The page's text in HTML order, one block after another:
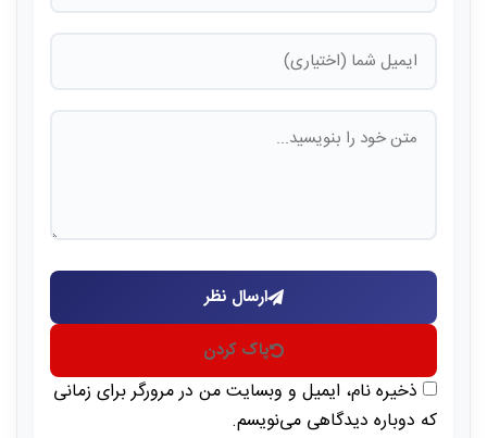
ارسال نظر
پاک کردن
ذخیره نام، ایمیل و وبسایت من در مرورگر برای زمانی
که دوباره دیدگاهی می‌نویسم.